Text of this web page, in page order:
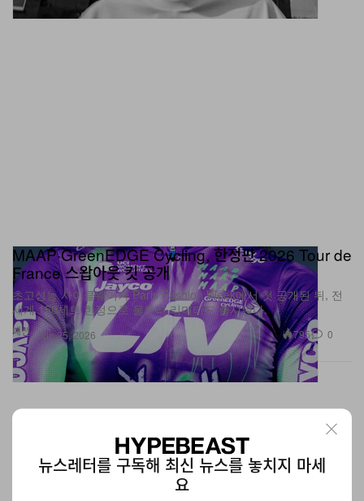
패션
MAAP·GreenEDGE Cycling, 한정판 2026 Tour de
France 스왑아웃 킷 공개
초고성능 사이클웨어가 Paris Fashion Week에서 첫 공개된 뒤, 전
세계 150세트 한정으로 울트라 리미티드 출시된다.
Jun 25, 2026 795 0
뉴스레터를 구독해 최신 뉴스를 놓치지 마세
요